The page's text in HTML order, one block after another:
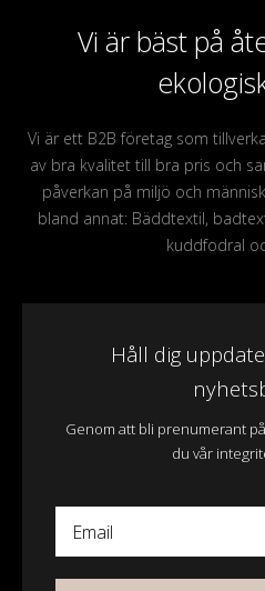
Vi är bäst på
Vi är ett B2B företag som
av bra kvalitet till bra pris och
påverkan på miljö och
bland annat: Bäddtextil,
kuddfodral
Håll dig
Genom att bli prenumerant
du vår
Email